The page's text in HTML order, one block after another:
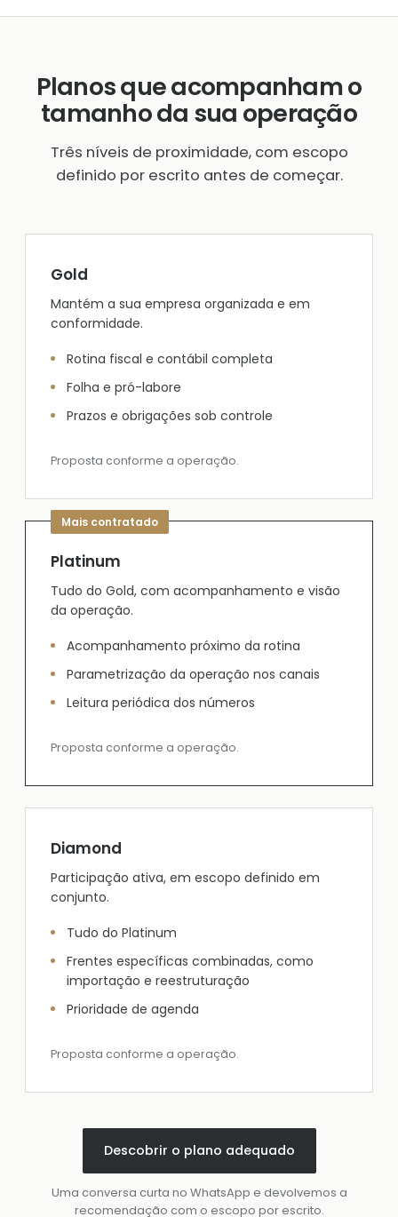
Planos que acompanham o
tamanho da sua operação
Três níveis de proximidade, com escopo
definido por escrito antes de começar.
Gold
Mantém a sua empresa organizada e em
conformidade.
Rotina fiscal e contábil completa
Folha e pró-labore
Prazos e obrigações sob controle
Proposta conforme a operação.
Platinum
Tudo do Gold, com acompanhamento e visão
da operação.
Acompanhamento próximo da rotina
Parametrização da operação nos canais
Leitura periódica dos números
Proposta conforme a operação.
Diamond
Participação ativa, em escopo definido em
conjunto.
Tudo do Platinum
Frentes específicas combinadas, como
importação e reestruturação
Prioridade de agenda
Proposta conforme a operação.
Descobrir o plano adequado
Uma conversa curta no WhatsApp e devolvemos a
recomendação com o escopo por escrito.